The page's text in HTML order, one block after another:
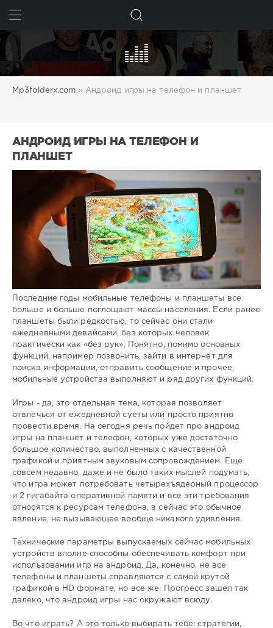
Mp3folderx.com » Андроид игры на телефон и планшет
АНДРОИД ИГРЫ НА ТЕЛЕФОН И
ПЛАНШЕТ
Последние годы мобильные телефоны и планшеты все
больше и больше поглощают массы населения. Если ранее
планшеты были редкостью, то сейчас они стали
ежедневными девайсами, без которых человек
практически как «без рук». Понятно, помимо основных
функций, например позвонить, зайти в интернет для
поиска информации, отправить сообщение и прочее,
мобильные устройства выполняют и ряд других функций.
Игры - да, это отдельная тема, которая позволяет
отвлечься от ежедневной суеты или просто приятно
провести время. На сегодня речь пойдет про андроид
игры на планшет и телефон, которых уже достаточно
большое количество, выполненных с качественной
графикой и приятным звуковым сопровождением. Еще
совсем недавно, даже и не было таких мыслей подумать,
что игра может потребовать четырехъядерный процессор
и 2 гигабайта оперативной памяти и все эти требования
относятся к ресурсам телефона, а сейчас это обычное
явление, не вызывающее вообще никакого удивления.
Технические параметры выпускаемых сейчас мобильных
устройств вполне способны обеспечивать комфорт при
использовании игр на андроид. Да, конечно, не все
телефоны и планшеты справляются с самой крутой
графикой в HD формате, но все же. Прогресс зашел так
далеко, что андроид игры нас окружают всюду.
Во что играть? А это только выбирать тебе: стратегии,